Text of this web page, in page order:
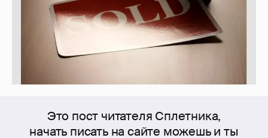
Это пост читателя Сплетника,
начать писать на сайте можешь и ты